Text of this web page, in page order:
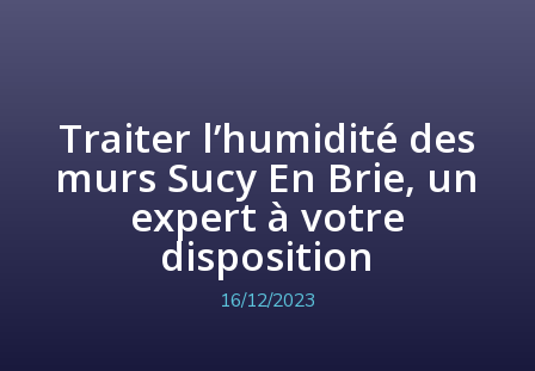
Traiter l’humidité des
murs Sucy En Brie, un
expert à votre
disposition
16/12/2023